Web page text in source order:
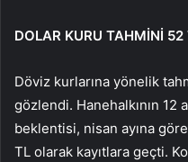
DOLAR KURU TAHMİNİ 52
Döviz kurlarına yönelik
gözlendi. Hanehalkının 12
beklentisi, nisan ayına
TL olarak kayıtlara geçti.